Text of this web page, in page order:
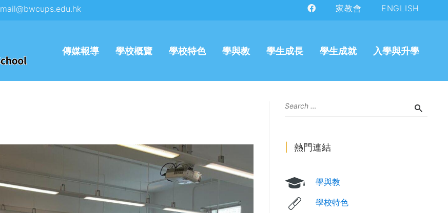
mail@bwcups.edu.hk 家教會 ENGLISH
傳媒報導 學校概覽 學校特色 學與教 學生成長 學生成就 入學與升學
熱門連結
學與教
學校特色